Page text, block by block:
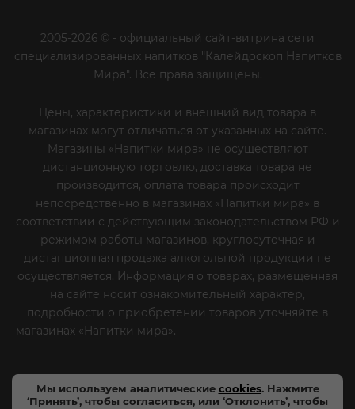
Мы используем аналитические cookies. Нажмите
‘Принять’, чтобы согласиться, или ‘Отклонить’, чтобы
2005-2026 © - официальный сайт-витрина сети
специализированных напитков "Калейдоскоп Напитков
Мира". Все права защищены.
Цены, характеристики и внешний вид товара в
магазинах могут отличаться от указанных на сайте.
Магазины «Напитки мира» не осуществляют
дистанционную торговлю, доставка товара не
производится, оплата товара происходит
непосредственно в магазинах «Напитки мира» в
соответствии с действующим законодательством РФ и
режимом работы магазинов, круглосуточная и
дистанционная продажа алкогольной продукции не
осуществляется. Информация о товарах, размещенная
на сайте носит ознакомительный характер,
подробности о приобретении товаров уточняйте в
магазинах «Напитки мира».